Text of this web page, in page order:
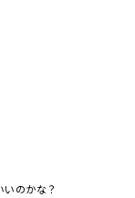
のかな？